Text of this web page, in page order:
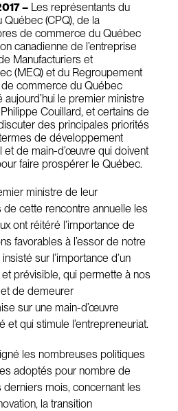
– Les représentants du
(CPQ), de la
de commerce du Québec
canadienne de l’entreprise
Manufacturiers et
(MEQ) et du Regroupement
commerce du Québec
le premier ministre
Couillard, et certains de
des principales priorités
de développement
et de main-d’œuvre qui doivent
faire prospérer le Québec.
ministre de leur
de cette rencontre annuelle les
ont réitéré l’importance de
favorables à l’essor de notre
sur l’importance d’un
et prévisible, qui permette à nos
de demeurer
sur une main-d’œuvre
et qui stimule l’entrepreneuriat.
les nombreuses politiques
adoptés pour nombre de
mois, concernant les
la transition